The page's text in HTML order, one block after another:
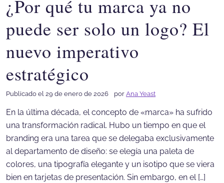
¿Por qué tu marca ya no
puede ser solo un logo? El
nuevo imperativo
estratégico
Publicado el 29 de enero de 2026 por Ana Yeast
En la última década, el concepto de «marca» ha sufrido
una transformación radical. Hubo un tiempo en que el
branding era una tarea que se delegaba exclusivamente
al departamento de diseño: se elegía una paleta de
colores, una tipografía elegante y un isotipo que se viera
bien en tarjetas de presentación. Sin embargo, en el […]